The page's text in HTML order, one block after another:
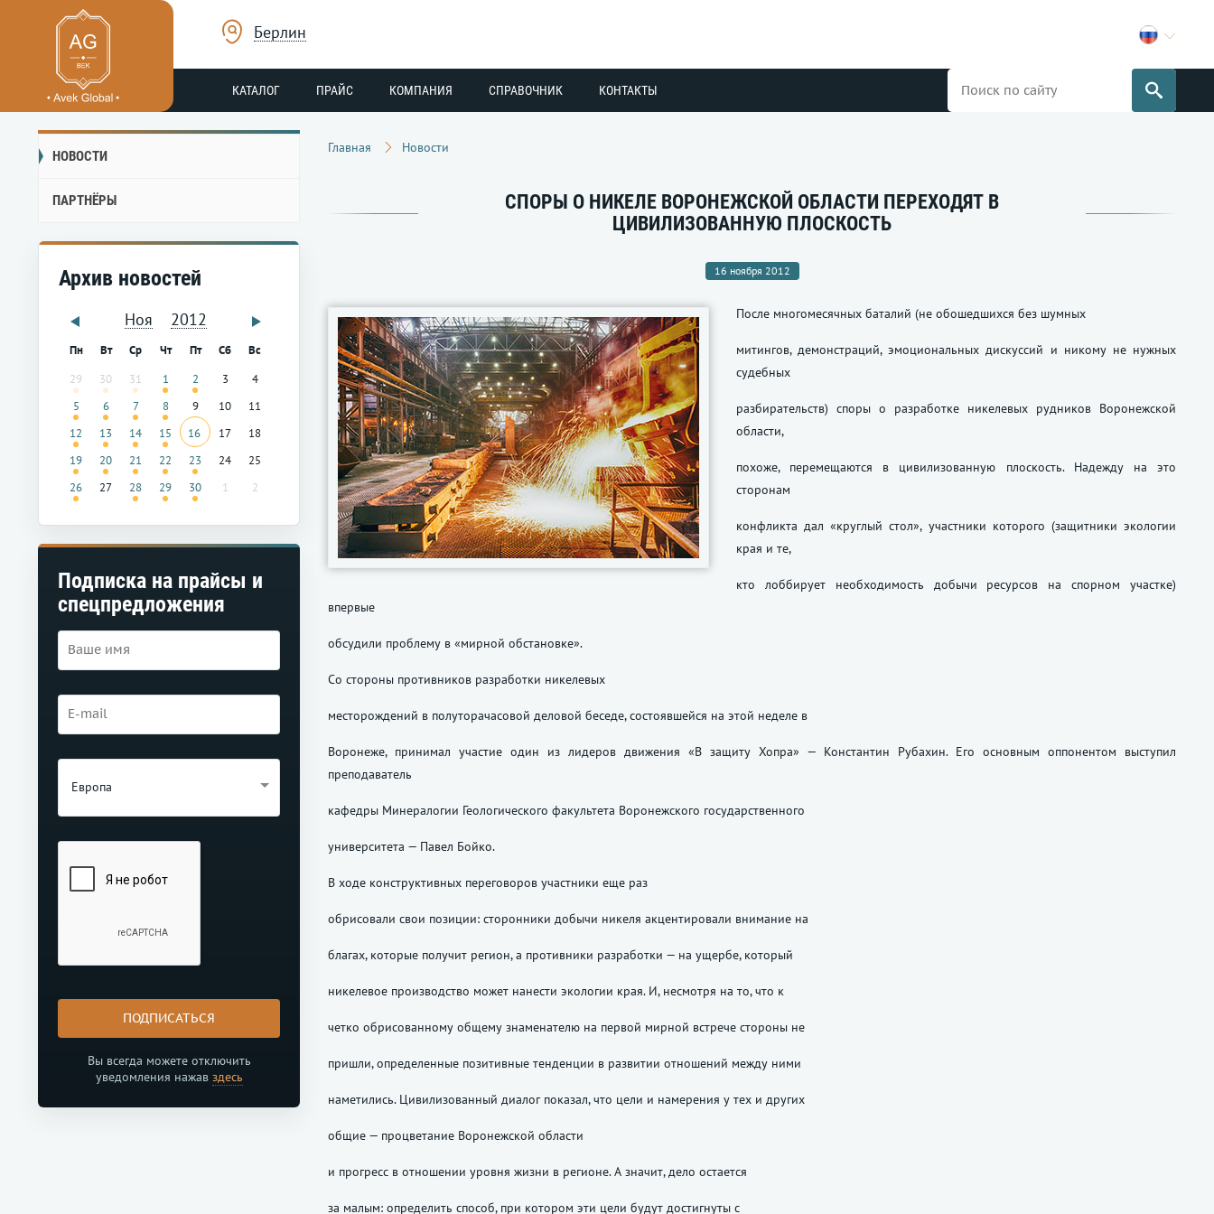
Берлин
КАТАЛОГ ПРАЙС КОМПАНИЯ СПРАВОЧНИК КОНТАКТЫ
НОВОСТИ
ПАРТНЁРЫ
Архив новостей
Ноя 2012
Пн Вт Ср Чт Пт Сб
Вс
29
30 31 1 2 3
4
5
6 7 8 9 10
11
12
13 14 15 16 17
18
19
20 21 22 23 24
25
26
27 28 29 30 1 2
Подписка на прайсы и
спецпредложения
Европа
ПОДПИСАТЬСЯ
Вы всегда можете отключить
уведомления нажав здесь
Главная Новости
СПОРЫ О НИКЕЛЕ ВОРОНЕЖСКОЙ ОБЛАСТИ ПЕРЕХОДЯТ В
ЦИВИЛИЗОВАННУЮ ПЛОСКОСТЬ
16 ноября 2012
После многомесячных баталий (не обошедшихся без шумных
митингов, демонстраций, эмоциональных дискуссий и никому не нужных
судебных
разбирательств) споры о разработке никелевых рудников Воронежской
области,
похоже, перемещаются в цивилизованную плоскость. Надежду на это
сторонам
конфликта дал «круглый стол», участники которого (защитники экологии
края и те,
кто лоббирует необходимость добычи ресурсов на спорном участке)
впервые
обсудили проблему в «мирной обстановке».
Со стороны противников разработки никелевых
месторождений в полуторачасовой деловой беседе, состоявшейся на этой неделе в
Воронеже, принимал участие один из лидеров движения «В защиту Хопра» — Константин Рубахин. Его основным оппонентом выступил
преподаватель
кафедры Минералогии Геологического факультета Воронежского государственного
университета — Павел Бойко.
В ходе конструктивных переговоров участники еще раз
обрисовали свои позиции: сторонники добычи никеля акцентировали внимание на
благах, которые получит регион, а противники разработки — на ущербе, который
никелевое производство может нанести экологии края. И, несмотря на то, что к
четко обрисованному общему знаменателю на первой мирной встрече стороны не
пришли, определенные позитивные тенденции в развитии отношений между ними
наметились. Цивилизованный диалог показал, что цели и намерения у тех и других
общие — процветание Воронежской области
и прогресс в отношении уровня жизни в регионе. А значит, дело остается
за малым: определить способ, при котором эти цели будут достигнуты с